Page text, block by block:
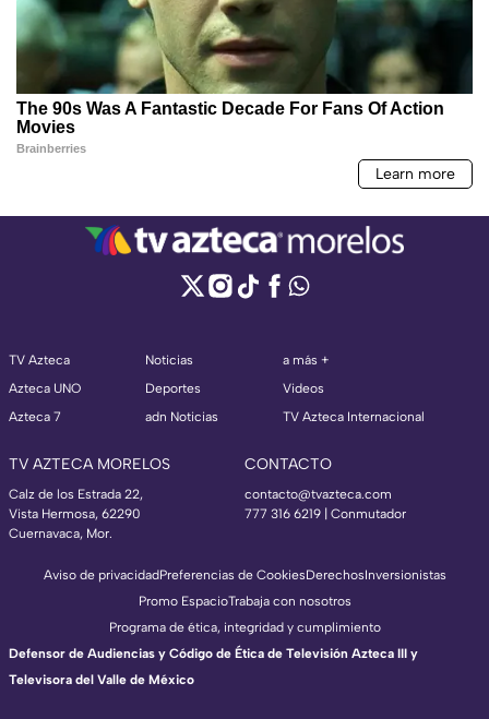
TV Azteca
Azteca UNO
Azteca 7
Noticias
Deportes
adn Noticias
a más +
Videos
TV Azteca Internacional
TV AZTECA MORELOS
Calz de los Estrada 22,
Vista Hermosa, 62290
Cuernavaca, Mor.
CONTACTO
contacto@tvazteca.com
777 316 6219 | Conmutador
Aviso de privacidadPreferencias de CookiesDerechosInversionistas
Promo EspacioTrabaja con nosotros
Programa de ética, integridad y cumplimiento
Defensor de Audiencias y Código de Ética de Televisión Azteca III y
Televisora del Valle de México